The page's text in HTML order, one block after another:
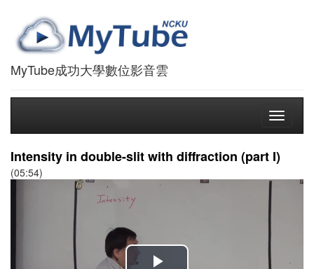
MyTube成功大學數位影音雲
Toggle
Intensity in double-slit with diffraction (part I)
(05:54)